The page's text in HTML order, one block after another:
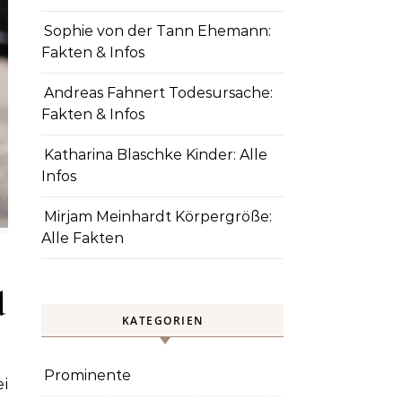
Sophie von der Tann Ehemann:
Fakten & Infos
Andreas Fahnert Todesursache:
Fakten & Infos
Katharina Blaschke Kinder: Alle
Infos
Mirjam Meinhardt Körpergröße:
Alle Fakten
KATEGORIEN
Prominente